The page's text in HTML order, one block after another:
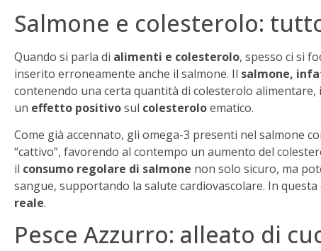
Salmone e colesterolo:
Quando si parla di alimenti e colesterolo, spesso ci si
inserito erroneamente anche il salmone. Il salmone,
contenendo una certa quantità di colesterolo
un effetto positivosul colesteroloematico.
Come già accennato, gli omega-3 presenti nel salmone
“cattivo”, favorendo al contempo un aumento del
il consumo regolare di salmone non solo sicuro, ma
sangue, supportando la salute cardiovascolare. In
reale.
Pesce Azzurro: alleato di